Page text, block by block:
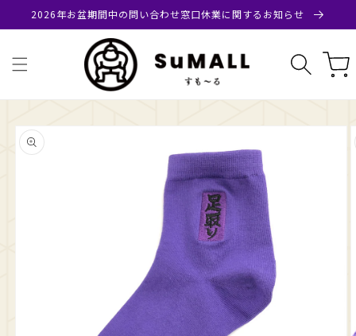
ンツに
進む
2026年お盆期間中の問い合わせ窓口休業に関するお知らせ
ー
ト
商品情
報にス
キップ